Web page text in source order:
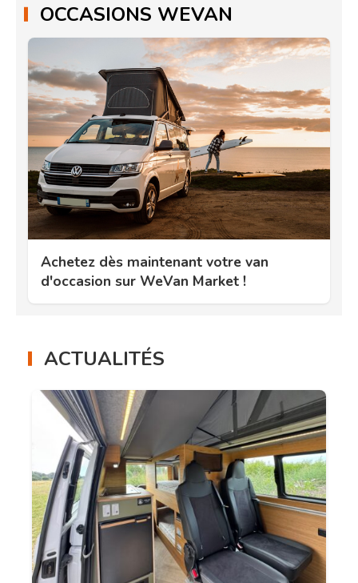
OCCASIONS WEVAN
Achetez dès maintenant votre van
d'occasion sur WeVan Market !
ACTUALITÉS